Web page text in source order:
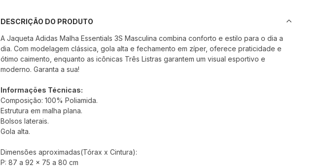
DESCRIÇÃO DO PRODUTO
A Jaqueta Adidas Malha Essentials 3S Masculina combina conforto e estilo para o dia a
dia. Com modelagem clássica, gola alta e fechamento em zíper, oferece praticidade e
ótimo caimento, enquanto as icônicas Três Listras garantem um visual esportivo e
moderno. Garanta a sua!
Informações Técnicas:
Composição: 100% Poliamida.
Estrutura em malha plana.
Bolsos laterais.
Gola alta.
Dimensões aproximadas(Tórax x Cintura):
P: 87 a 92 x 75 a 80 cm